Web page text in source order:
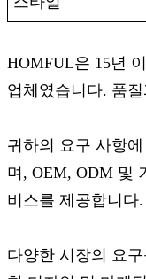
HOMFUL은 15년
업체였습니다. 품
귀하의 요구 사항
며, OEM, ODM 및
비스를 제공합니다.
다양한 시장의 요